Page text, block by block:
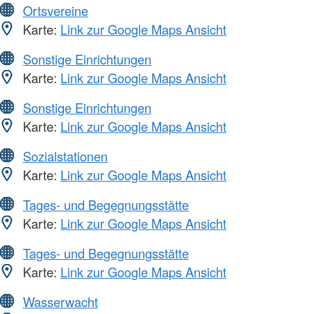
Ortsvereine
Karte: Link zur Google Maps Ansicht
Sonstige Einrichtungen
Karte: Link zur Google Maps Ansicht
Sonstige Einrichtungen
Karte: Link zur Google Maps Ansicht
Sozialstationen
Karte: Link zur Google Maps Ansicht
Tages- und Begegnungsstätte
Karte: Link zur Google Maps Ansicht
Tages- und Begegnungsstätte
Karte: Link zur Google Maps Ansicht
Wasserwacht